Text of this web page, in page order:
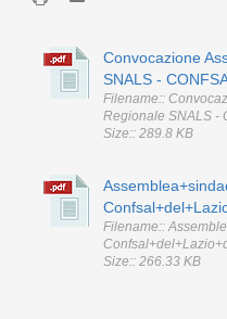
Convocazione
SNALS -
Filename::
Regionale SNALS -
Size:: 289.8 KB
Filename::
Size:: 266.33 KB